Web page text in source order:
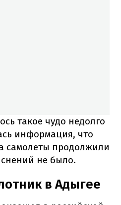
такое чудо недолго
информация, что
самолеты продолжили
не было.
в Адыгее